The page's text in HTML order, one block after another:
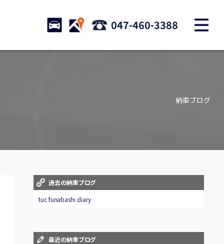
STOCK ACCESS 047-460-3388
スタッフblog
Staff blog
納車ブログ
過去の納車ブログ
tuc funabashi diary
最近の納車ブログ